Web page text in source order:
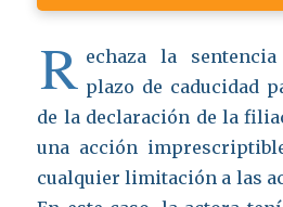
R echaza la
plazo de caducidad
de la declaración de la
una acción
cualquier limitación a las